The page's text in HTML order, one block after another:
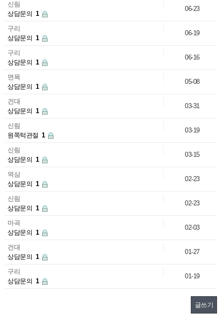
신림
상담문의 1
06-23
구리
상담문의 1
06-19
구리
상담문의 1
06-16
면목
상담문의 1
05-08
건대
상담문의 1
03-31
신림
원쪽턱관절 1
03-19
신림
상담문의 1
03-15
역삼
상담문의 1
02-23
신림
상담문의 1
02-23
마곡
상담문의 1
02-03
건대
상담문의 1
01-27
구리
상담문의 1
01-19
글쓰기